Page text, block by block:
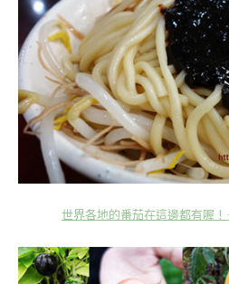
世界各地的番茄在這邊都有喔